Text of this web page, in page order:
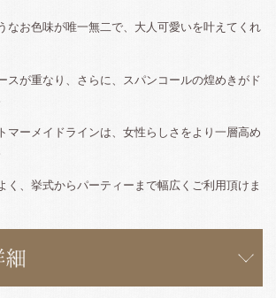
なお色味が唯一無二で、大人可愛いを叶えてくれ
スが重なり、さらに、スパンコールの煌めきがド
マーメイドラインは、女性らしさをより一層高め
く、挙式からパーティーまで幅広くご利用頂けま